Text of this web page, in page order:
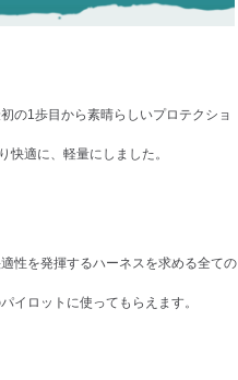
の1歩目から素晴らしいプロテクショ
適に、軽量にしました。
性を発揮するハーネスを求める全ての
イロットに使ってもらえます。